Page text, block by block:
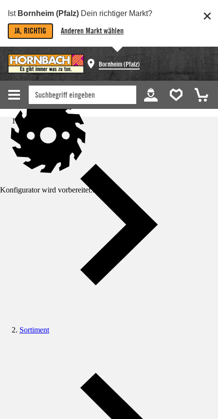
Ist Bornheim (Pfalz) Dein richtiger Markt?
JA, RICHTIG Anderen Markt wählen
Bornheim (Pfalz)
Konfigurator wird vorbereitet...
Startseite
Sortiment